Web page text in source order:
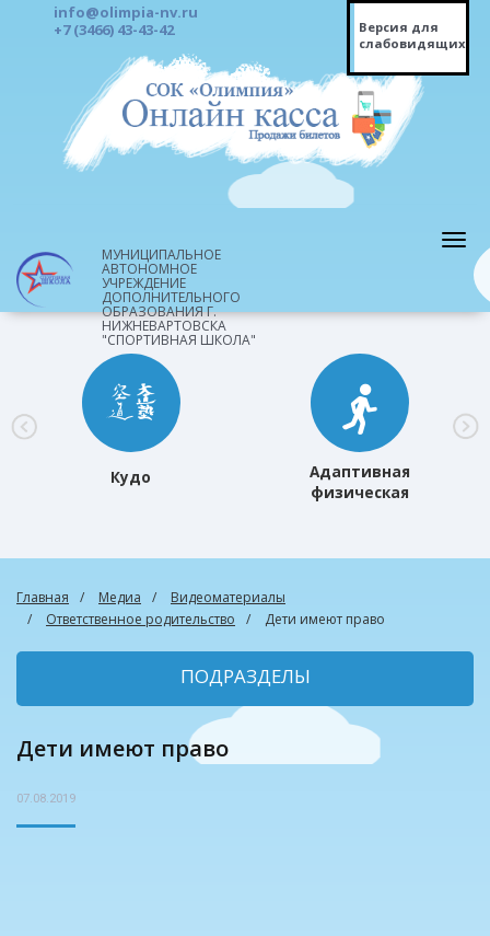
info@olimpia-nv.ru
+7 (3466) 43-43-42
Версия для
слабовидящих
МУНИЦИПАЛЬНОЕ
АВТОНОМНОЕ
УЧРЕЖДЕНИЕ
ДОПОЛНИТЕЛЬНОГО
ОБРАЗОВАНИЯ Г.
НИЖНЕВАРТОВСКА
"СПОРТИВНАЯ ШКОЛА"
Кудо
Адаптивная
физическая
Главная Медиа
Видеоматериалы
Ответственное родительство
Дети имеют право
ПОДРАЗДЕЛЫ
Дети имеют право
07.08.2019